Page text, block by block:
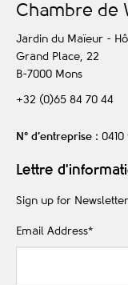
Chambre de
Jardin du Maïeur -
Grand Place, 22
B-7000 Mons
+32 (0)65 84 70 44
N° d’entreprise :
Lettre
Sign up for Newsletter
Email Address*